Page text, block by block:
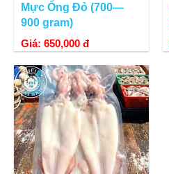
Mực Ống Đỏ (700—
900 gram)
Giá: 650,000 đ